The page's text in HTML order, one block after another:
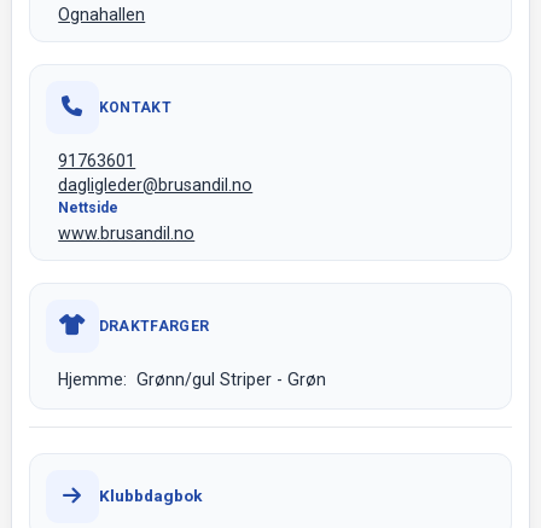
Ognahallen
KONTAKT
91763601
dagligleder@brusandil.no
Nettside
www.brusandil.no
DRAKTFARGER
Hjemme: Grønn/gul Striper - Grøn
Klubbdagbok